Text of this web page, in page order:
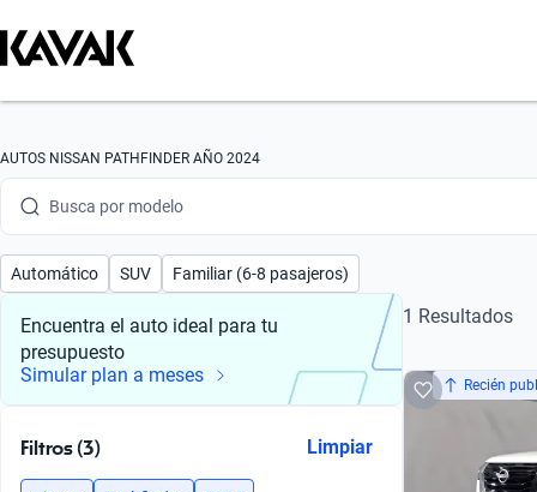
AUTOS NISSAN PATHFINDER AÑO 2024
Busca por marca
Busca por modelo
Busca por versión
Busca por marca
Automático SUV Familiar (6-8 pasajeros)
Encuentra el auto ideal para tu
presupuesto
Simular plan a meses
Filtros (3) Limpiar
1 Resultados
Recién